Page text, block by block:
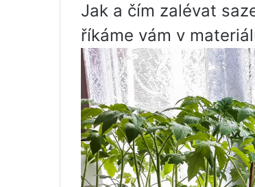
Jak a čím zalévat
říkáme vám v